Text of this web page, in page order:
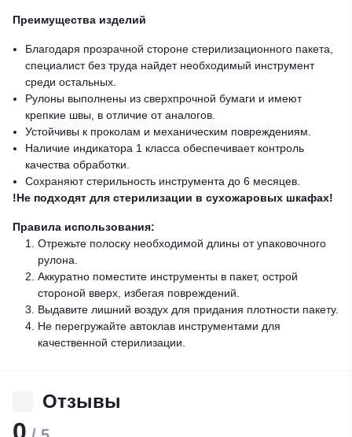
Преимущества изделий
Благодаря прозрачной стороне стерилизационного пакета,
специалист без труда найдет необходимый инструмент
среди остальных.
Рулоны выполнены из сверхпрочной бумаги и имеют
крепкие швы, в отличие от аналогов.
Устойчивы к проколам и механическим повреждениям.
Наличие индикатора 1 класса обеспечивает контроль
качества обработки.
Сохраняют стерильность инструмента до 6 месяцев.
!Не подходят для стерилизации в сухожаровых шкафах!
Правила использования:
Отрежьте полоску необходимой длины от упаковочного
рулона.
Аккуратно поместите инструменты в пакет, острой
стороной вверх, избегая повреждений.
Выдавите лишний воздух для придания плотности пакету.
Не перегружайте автоклав инструментами для
качественной стерилизации.
Отзывы